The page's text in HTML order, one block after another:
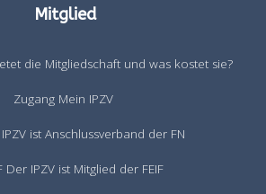
Mitglied
die Mitgliedschaft und was kostet sie?
Zugang Mein IPZV
ist Anschlussverband der FN
Der IPZV ist Mitglied der FEIF